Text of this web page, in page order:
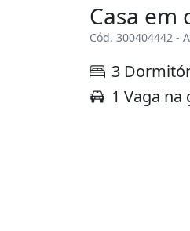
Casa em
Cód. 300404442 -
3
1 Vaga na